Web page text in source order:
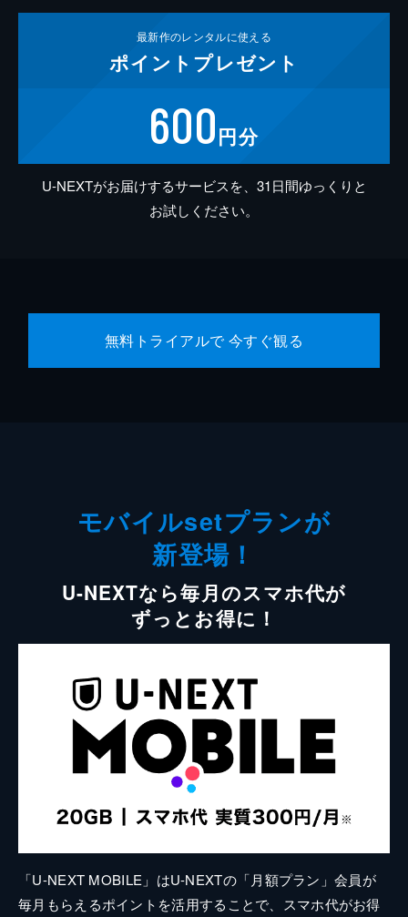
最新作のレンタルに使える
ポイント プレゼント
600円分
U-NEXTがお届けするサービスを、31日間ゆっくりと
お試しください。
無料トライアルで 今すぐ観る
モバイルsetプランが
新登場！
U-NEXTなら毎月のスマホ代が
ずっとお得に！
「U-NEXT MOBILE」はU-NEXTの「月額プラン」会員が
毎月もらえるポイントを活用することで、スマホ代がお得